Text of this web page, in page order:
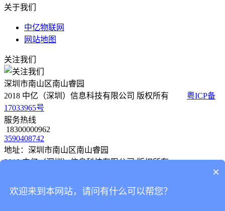
关于我们
中亿物联网
网站地图
关注我们
深圳市南山区南山睿园
2018 中亿（深圳）信息科技有限公司 版权所有 粤ICP备
17033965号
服务热线
18300000962
3590408742
地址：深圳市南山区南山睿园
2018 中亿（深圳）信息科技有限公司 版权所有
×
欢迎来到本网站，请问有什么可以帮您？